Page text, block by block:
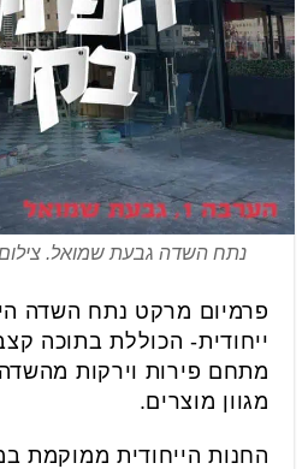
נתח השדה גבעת שמואל.
פרמיום מרקט נתח השדה
ייחודית- הכוללת בתוכה
מתחם פירות וירקות
מגוון מוצרים.
החנות הייחודית ממוקמת